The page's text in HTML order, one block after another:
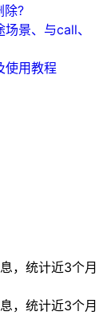
除?
景、与call、
使用教程
，统计近3个月
，统计近3个月